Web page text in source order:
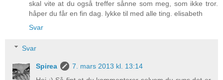
skal vite at du også treffer sånne som meg, som ikke tror.
håper du får en fin dag. lykke til med alle ting. elisabeth
Svar
Svar
Spirea
7. mars 2013 kl. 13:14